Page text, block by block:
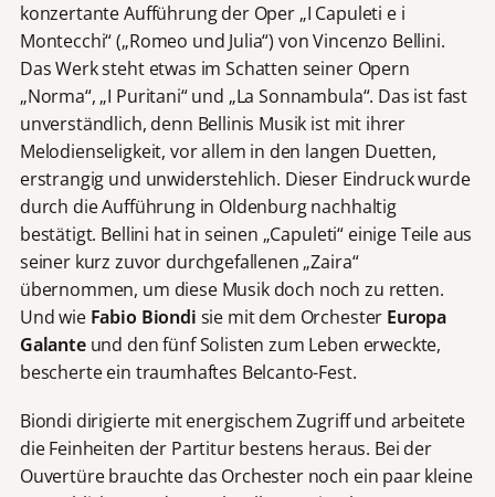
konzertante Aufführung der Oper „I Capuleti e i
Montecchi“ („Romeo und Julia“) von Vincenzo Bellini.
Das Werk steht etwas im Schatten seiner Opern
„Norma“, „I Puritani“ und „La Sonnambula“. Das ist fast
unverständlich, denn Bellinis Musik ist mit ihrer
Melodienseligkeit, vor allem in den langen Duetten,
erstrangig und unwiderstehlich. Dieser Eindruck wurde
durch die Aufführung in Oldenburg nachhaltig
bestätigt. Bellini hat in seinen „Capuleti“ einige Teile aus
seiner kurz zuvor durchgefallenen „Zaira“
übernommen, um diese Musik doch noch zu retten.
Und wie Fabio Biondi sie mit dem Orchester Europa
Galanteund den fünf Solisten zum Leben erweckte,
bescherte ein traumhaftes Belcanto-Fest.
Biondi dirigierte mit energischem Zugriff und arbeitete
die Feinheiten der Partitur bestens heraus. Bei der
Ouvertüre brauchte das Orchester noch ein paar kleine